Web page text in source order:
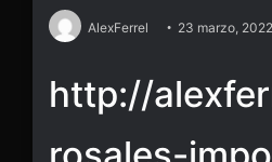
AlexFerrel 23 marzo, 2022
http://